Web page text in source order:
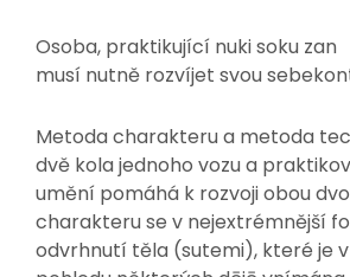
Osoba, praktikující nuki soku zan
musí nutně rozvíjet svou
Metoda charakteru a metoda
dvě kola jednoho vozu a
umění pomáhá k rozvoji obou
charakteru se v nejextrémnější
odvrhnutí těla (sutemi), které je